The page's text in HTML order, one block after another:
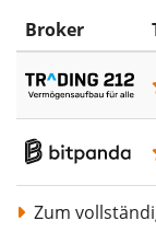
Broker
Zum